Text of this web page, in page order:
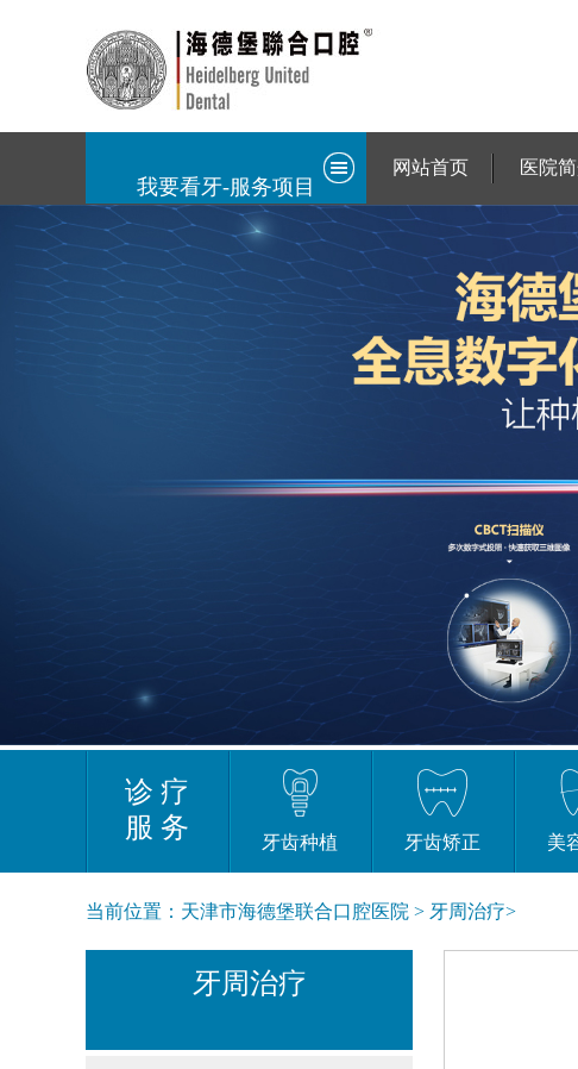
我要看牙-服务项目
网站首页 医院
诊 疗
服 务
牙齿种植 牙齿矫正 美
当前位置： 天津市海德堡联合口腔医院 > 牙周治疗>
牙周治疗